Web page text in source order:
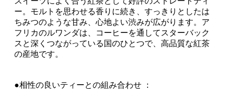
ー。モルトを思わせる香りに続き、すっきりとしたは
ちみつのような甘み、心地よい渋みが広がります。ア
フリカのルワンダは、コーヒーを通してスターバック
スと深くつながっている国のひとつで、高品質な紅茶
の産地です。
●相性の良いティーとの組み合わせ ：